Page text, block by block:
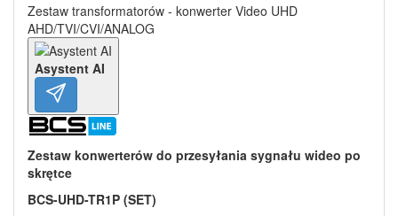
Zestaw transformatorów - konwerter Video UHD
AHD/TVI/CVI/ANALOG
Asystent AI
Zestaw konwerterów do przesyłania sygnału wideo po
skrętce
BCS-UHD-TR1P (SET)